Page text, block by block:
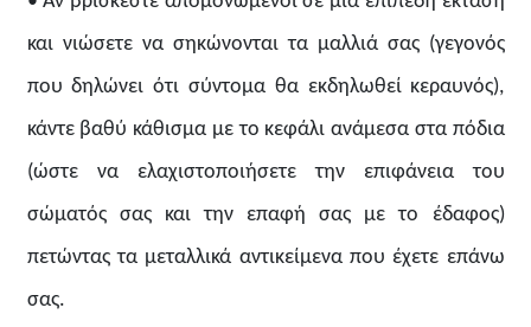
και νιώσετε να σηκώνονται τα μαλλιά σας (γεγονός
που δηλώνει ότι σύντομα θα εκδηλωθεί κεραυνός),
κάντε βαθύ κάθισμα με το κεφάλι ανάμεσα στα πόδια
(ώστε να ελαχιστοποιήσετε την επιφάνεια του
σώματός σας και την επαφή σας με το έδαφος)
πετώντας τα μεταλλικά αντικείμενα που έχετε επάνω
σας.